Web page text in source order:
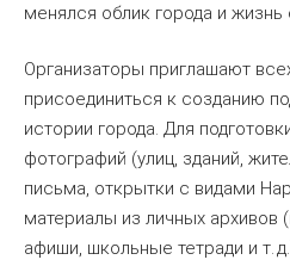
менялся облик города и жизнь
Организаторы приглашают
присоединиться к созданию
истории города. Для
фотографий (улиц, зданий,
письма, открытки с видами
материалы из личных архивов
афиши, школьные тетради и т.